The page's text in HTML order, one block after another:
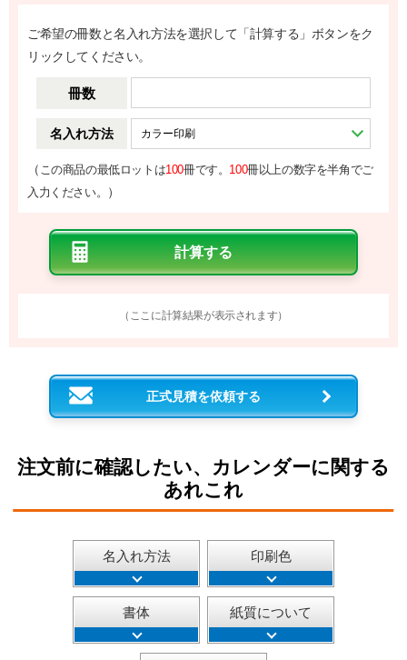
ご希望の冊数と名入れ方法を選択して「計算する」ボタンをク
リックしてください。
冊数
名入れ方法
（ この商品の最低ロットは100冊です。 100冊以上の数字を半角でご
入力ください。
）
（ここに計算結果が表示されます）
正式見積を依頼する
注文前に確認したい、カレンダーに関する
あれこれ
名入れ方法 印刷色
書体 紙質について